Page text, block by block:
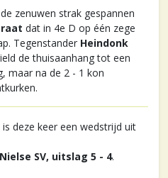
zenuwen strak gespannen
dat in 4e D op één zege
Tegenstander Heindonk
de thuisaanhang tot een
maar na de 2 - 1 kon
deze keer een wedstrijd uit
SV, uitslag 5 - 4.